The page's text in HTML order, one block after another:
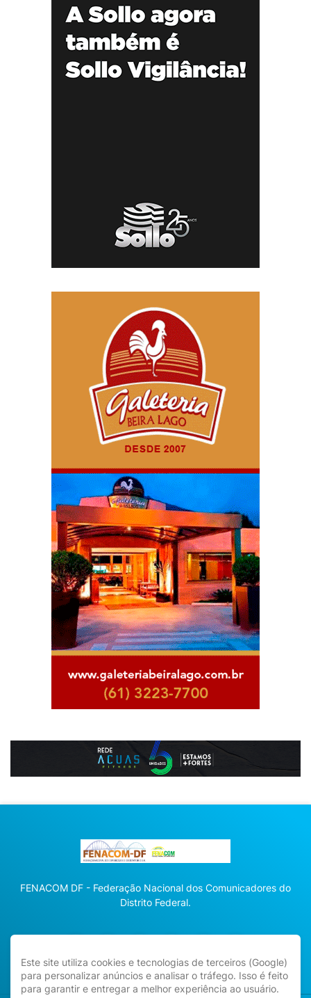
FENACOM DF - Federação Nacional dos Comunicadores do
Distrito Federal.
Este site utiliza cookies e tecnologias de terceiros (Google)
para personalizar anúncios e analisar o tráfego. Isso é feito
para garantir e entregar a melhor experiência ao usuário.